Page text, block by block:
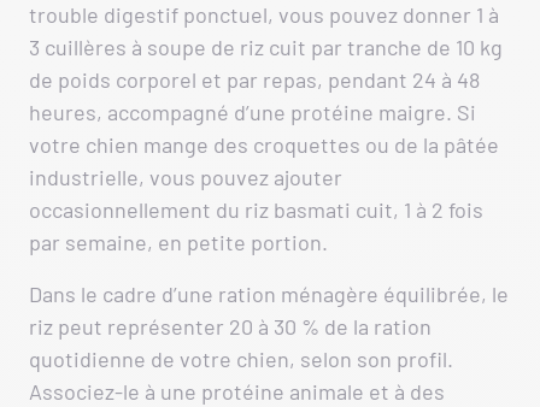
trouble digestif ponctuel, vous pouvez donner 1 à
3 cuillères à soupe de riz cuit par tranche de 10 kg
de poids corporel et par repas, pendant 24 à 48
heures, accompagné d’une protéine maigre. Si
votre chien mange des croquettes ou de la pâtée
industrielle, vous pouvez ajouter
occasionnellement du riz basmati cuit, 1 à 2 fois
par semaine, en petite portion.
Dans le cadre d’une ration ménagère équilibrée, le
riz peut représenter 20 à 30 % de la ration
quotidienne de votre chien, selon son profil.
Associez-le à une protéine animale et à des